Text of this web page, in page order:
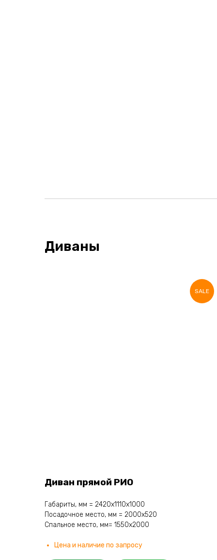
Диваны
SALE
Диван прямой РИО
Габариты, мм = 2420х1110х1000
Посадочное место, мм = 2000х520
Спальное место, мм= 1550х2000
Цена и наличие по запросу